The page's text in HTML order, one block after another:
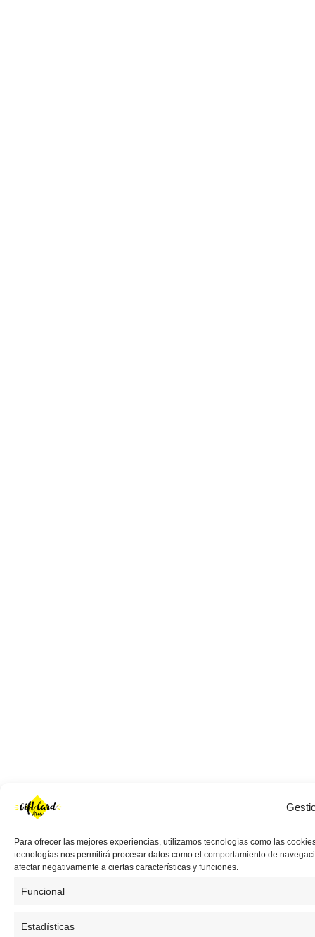
Para ofrecer las mejores experiencias, utilizamos tecnologías como las
tecnologías nos permitirá procesar datos como el comportamiento de
afectar negativamente a ciertas características y funciones.
Funcional
Estadísticas